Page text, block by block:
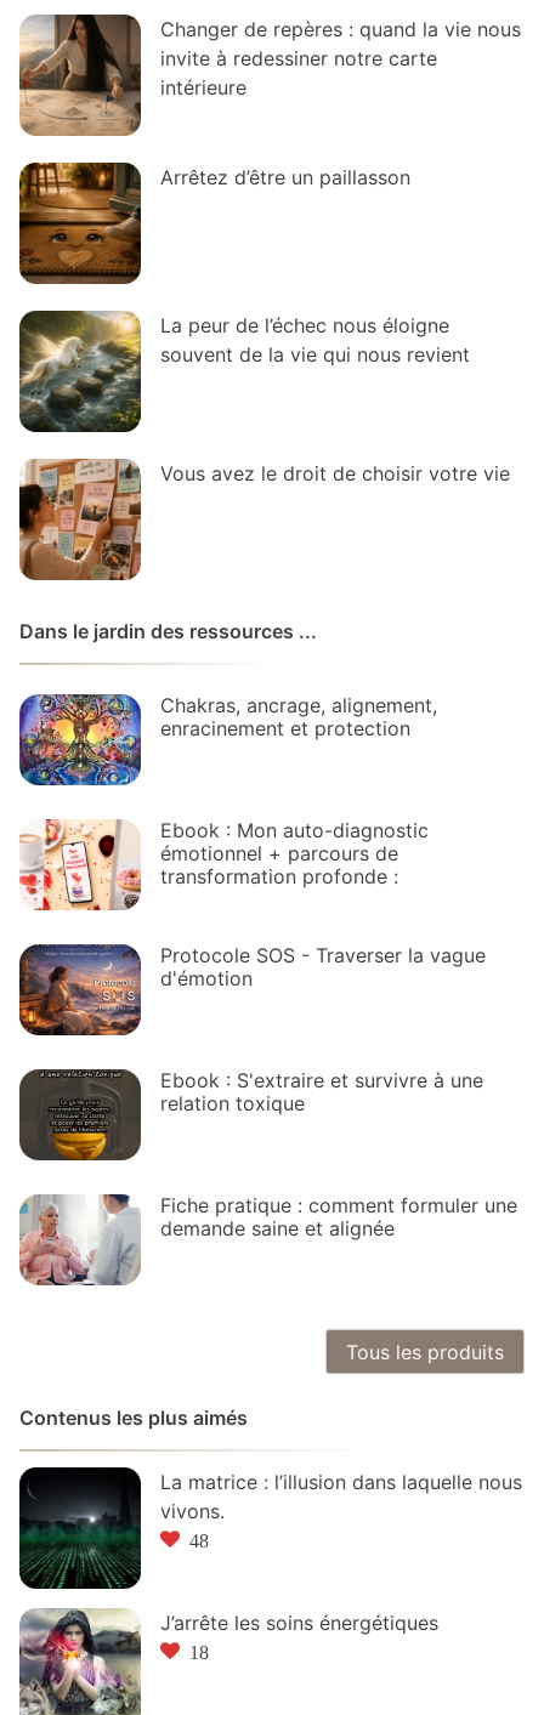
Changer de repères : quand la vie nous
invite à redessiner notre carte
intérieure
Arrêtez d’être un paillasson
La peur de l’échec nous éloigne
souvent de la vie qui nous revient
Vous avez le droit de choisir votre vie
Dans le jardin des ressources ...
Chakras, ancrage, alignement,
enracinement et protection
Ebook : Mon auto-diagnostic
émotionnel + parcours de
transformation profonde :
Protocole SOS - Traverser la vague
d'émotion
Ebook : S'extraire et survivre à une
relation toxique
Fiche pratique : comment formuler une
demande saine et alignée
Tous les produits
Contenus les plus aimés
La matrice : l’illusion dans laquelle nous
vivons.
48
J’arrête les soins énergétiques
18